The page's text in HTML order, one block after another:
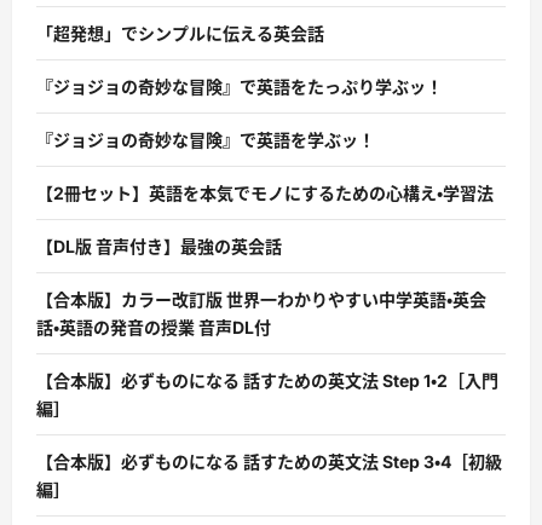
「超発想」でシンプルに伝える英会話
『ジョジョの奇妙な冒険』で英語をたっぷり学ぶッ！
『ジョジョの奇妙な冒険』で英語を学ぶッ！
【2冊セット】英語を本気でモノにするための心構え・学習法
【DL版 音声付き】最強の英会話
【合本版】カラー改訂版 世界一わかりやすい中学英語・英会
話・英語の発音の授業 音声DL付
【合本版】必ずものになる 話すための英文法 Step 1・2［入門
編］
【合本版】必ずものになる 話すための英文法 Step 3・4［初級
編］